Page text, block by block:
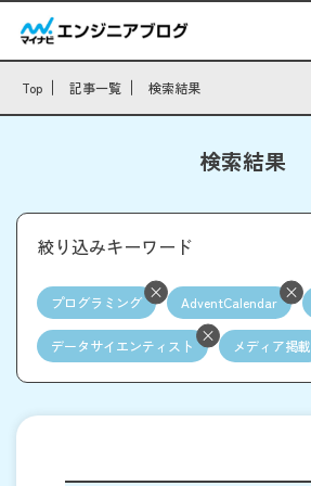
Top 記事一覧 検索結果
検索結果
絞り込みキーワード
プログラミング AdventCalendar
データサイエンティスト メディア掲載